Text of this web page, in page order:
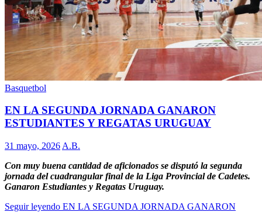
Basquetbol
EN LA SEGUNDA JORNADA GANARON
ESTUDIANTES Y REGATAS URUGUAY
31 mayo, 2026 A.B.
Con muy buena cantidad de aficionados se disputó la segunda
jornada del cuadrangular final de la Liga Provincial de Cadetes.
Ganaron Estudiantes y Regatas Uruguay.
Seguir leyendo EN LA SEGUNDA JORNADA GANARON